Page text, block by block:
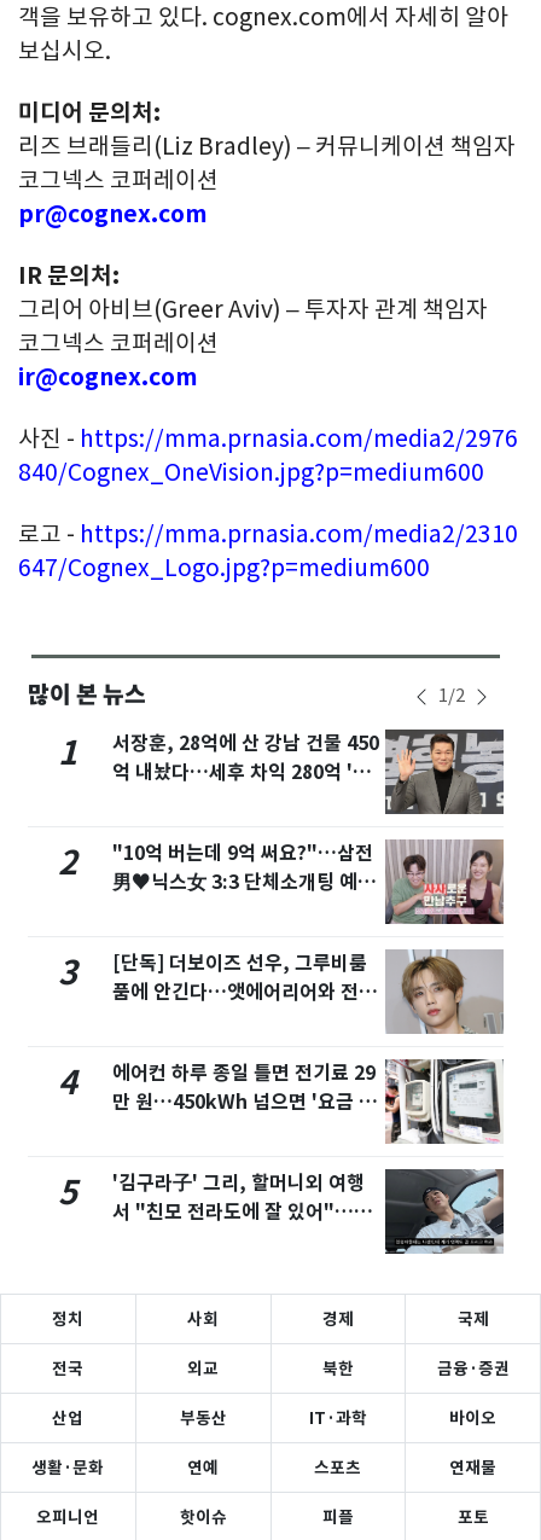
객을 보유하고 있다. cognex.com에서 자세히 알아
보십시오.
미디어 문의처:
리즈 브래들리(Liz Bradley) – 커뮤니케이션 책임자
코그넥스 코퍼레이션
pr@cognex.com
IR 문의처:
그리어 아비브(Greer Aviv) – 투자자 관계 책임자
코그넥스 코퍼레이션
ir@cognex.com
사진 - https://mma.prnasia.com/media2/2976
840/Cognex_OneVision.jpg?p=medium600
로고 - https://mma.prnasia.com/media2/2310
647/Cognex_Logo.jpg?p=medium600
많이 본 뉴스 1/2
1
서장훈, 28억에 산 강남 건물 450
억 내놨다…세후 차익 280억 '잭
2
"10억 버는데 9억 써요?"…삼전
男♥닉스女 3:3 단체소개팅 예능
3
[단독] 더보이즈 선우, 그루비룸
품에 안긴다…앳에어리어와 전속
4
에어컨 하루 종일 틀면 전기료 29
만 원…450kWh 넘으면 '요금 폭
5
'김구라子' 그리, 할머니외 여행
서 "친모 전라도에 잘 있어"…유
정치 사회 경제 국제
전국 외교 북한 금융·증권
산업 부동산 IT·과학 바이오
생활·문화 연예 스포츠 연재물
오피니언 핫이슈 피플 포토